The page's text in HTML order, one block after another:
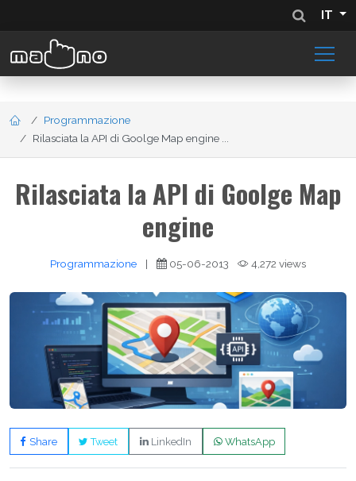
IT
Programmazione
Rilasciata la API di Goolge Map engine ...
Rilasciata la API di Goolge Map
engine
Programmazione | 05-06-2013 4,272 views
Share Tweet LinkedIn WhatsApp